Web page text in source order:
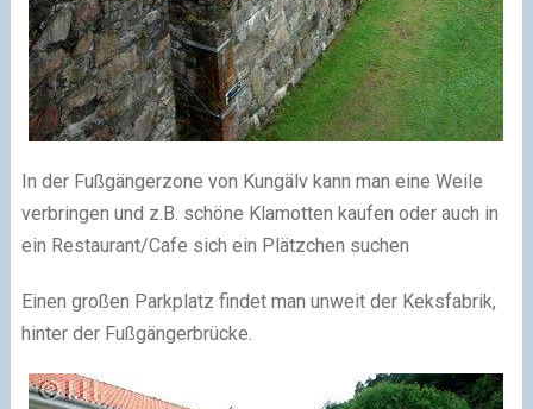
In der Fußgängerzone von Kungälv kann man eine Weile
verbringen und z.B. schöne Klamotten kaufen oder auch in
ein Restaurant/Cafe sich ein Plätzchen suchen
Einen großen Parkplatz findet man unweit der Keksfabrik,
hinter der Fußgängerbrücke.